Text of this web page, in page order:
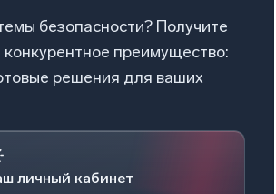
безопасности? Получите
преимущество:
решения для ваших
личный кабинет